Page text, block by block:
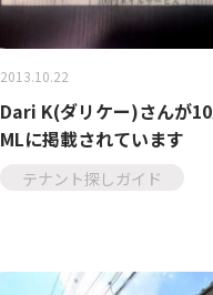
2013.10.22
Dari K(ダリケー)さんが
MLに掲載されています
テナント探しガイド